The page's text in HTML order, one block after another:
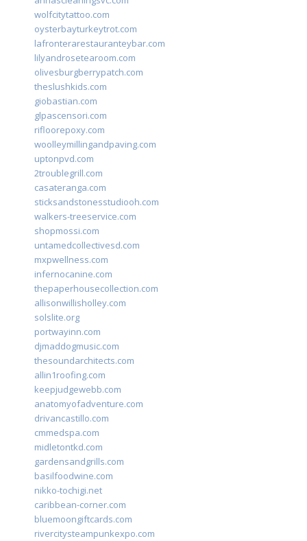
wolfcitytattoo.com
oysterbayturkeytrot.com
lafronterarestauranteybar.com
lilyandrosetearoom.com
olivesburgberrypatch.com
theslushkids.com
giobastian.com
glpascensori.com
rifloorepoxy.com
woolleymillingandpaving.com
uptonpvd.com
2troublegrill.com
casateranga.com
sticksandstonesstudiooh.com
walkers-treeservice.com
shopmossi.com
untamedcollectivesd.com
mxpwellness.com
infernocanine.com
thepaperhousecollection.com
allisonwillisholley.com
solslite.org
portwayinn.com
djmaddogmusic.com
thesoundarchitects.com
allin1roofing.com
keepjudgewebb.com
anatomyofadventure.com
drivancastillo.com
cmmedspa.com
midletontkd.com
gardensandgrills.com
basilfoodwine.com
nikko-tochigi.net
caribbean-corner.com
bluemoongiftcards.com
rivercitysteampunkexpo.com